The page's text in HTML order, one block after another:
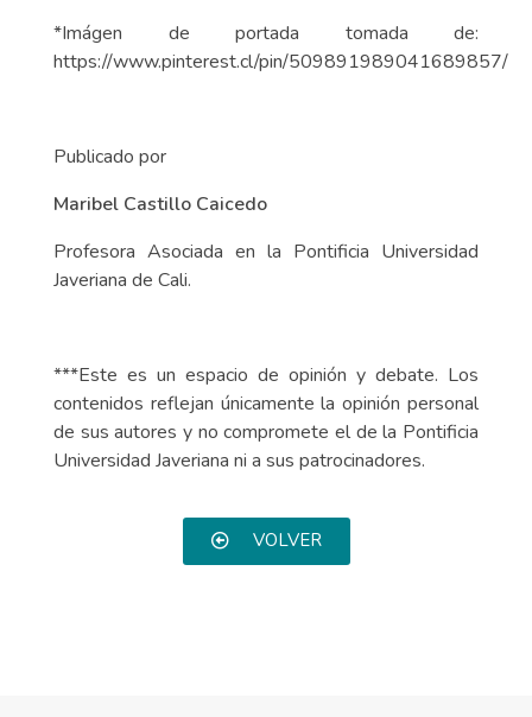
*Imágen de portada tomada de:
https://www.pinterest.cl/pin/509891989041689857/
Publicado por
Maribel Castillo Caicedo
Profesora Asociada en la Pontificia Universidad
Javeriana de Cali.
***Este es un espacio de opinión y debate. Los
contenidos reflejan únicamente la opinión personal
de sus autores y no compromete el de la Pontificia
Universidad Javeriana ni a sus patrocinadores.
VOLVER